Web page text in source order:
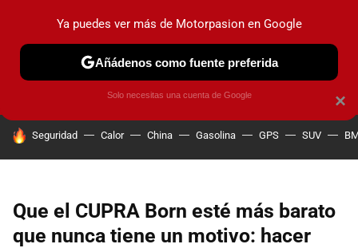
PRUEBAS COCHES ELÉCTRICOS OBSERVATORIO
HOY SE HABLA DE
Seguridad Calor China Gasolina GPS SUV
Que el CUPRA Born esté más barato
que nunca tiene un motivo: hacer
×
Ya puedes ver más de Motorpasion en Google
Añádenos como fuente preferida
Solo necesitas una cuenta de Google